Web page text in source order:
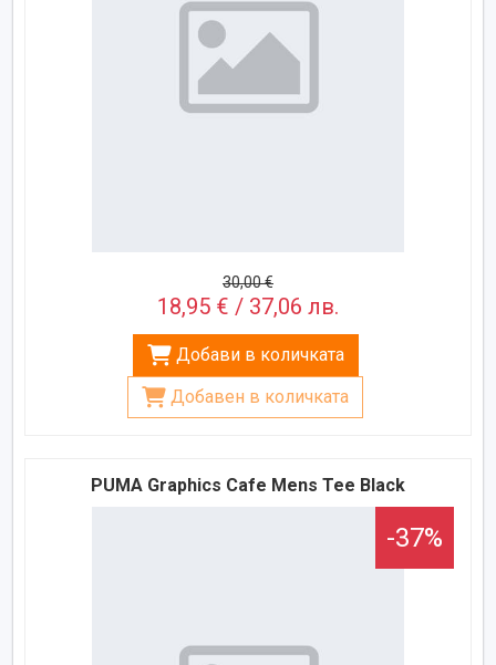
30,00 €
18,95 € / 37,06 лв.
Добави в количката
Добавен в количката
PUMA Graphics Cafe Mens Tee Black
-37%